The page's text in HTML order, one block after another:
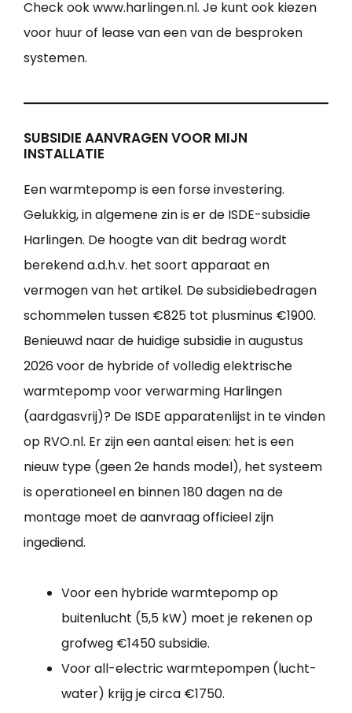
Check ook www.harlingen.nl. Je kunt ook kiezen
voor huur of lease van een van de besproken
systemen.
SUBSIDIE AANVRAGEN VOOR MIJN
INSTALLATIE
Een warmtepomp is een forse investering.
Gelukkig, in algemene zin is er de ISDE-subsidie
Harlingen. De hoogte van dit bedrag wordt
berekend a.d.h.v. het soort apparaat en
vermogen van het artikel. De subsidiebedragen
schommelen tussen €825 tot plusminus €1900.
Benieuwd naar de huidige subsidie in augustus
2026 voor de hybride of volledig elektrische
warmtepomp voor verwarming Harlingen
(aardgasvrij)? De ISDE apparatenlijst in te vinden
op RVO.nl. Er zijn een aantal eisen: het is een
nieuw type (geen 2e hands model), het systeem
is operationeel en binnen 180 dagen na de
montage moet de aanvraag officieel zijn
ingediend.
Voor een hybride warmtepomp op
buitenlucht (5,5 kW) moet je rekenen op
grofweg €1450 subsidie.
Voor all-electric warmtepompen (lucht-
water) krijg je circa €1750.